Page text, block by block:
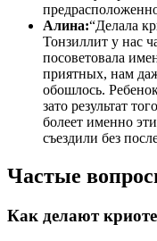
Алина:“Делала
Тонзиллит у нас
посоветовала
приятных, нам
обошлось.
зато результат
болеет именно
съездили без
Частые
Как делают